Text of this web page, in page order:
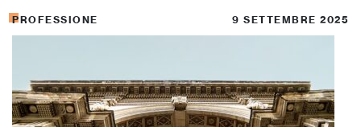
PROFESSIONE 9 SETTEMBRE 2025